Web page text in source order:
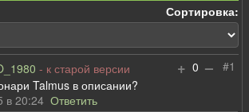
Сортировка:
#1
+ 0 –
- к старой версии
Talmus в описании?
в 20:24Ответить